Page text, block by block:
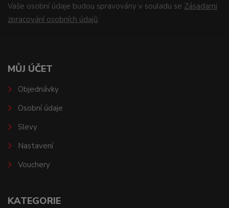
Vaše osobní údaje budou spravovány v souladu se Zásadami
zpracování osobních údajů.
MŮJ ÚČET
Objednávky
Osobní údaje
Slevy
Nastavení
Vouchery
KATEGORIE